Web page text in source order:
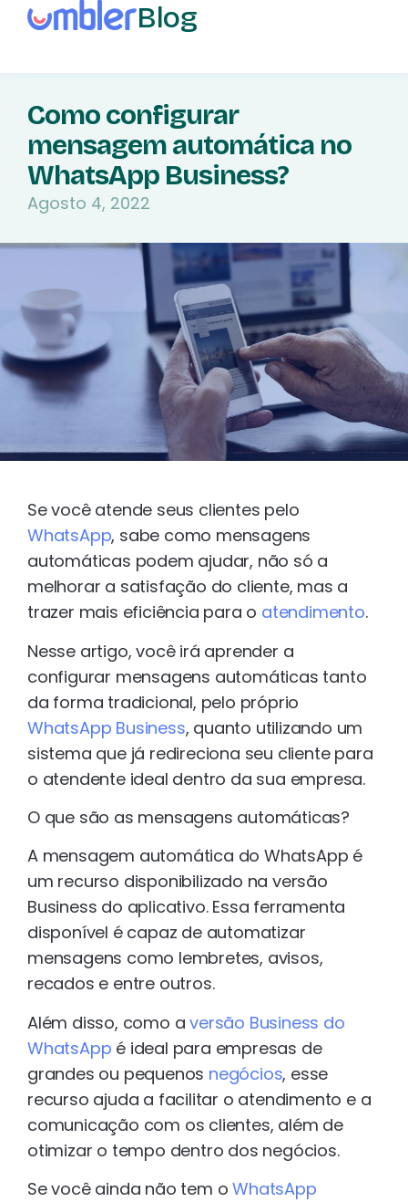
Blog
Como configurar
mensagem automática no
WhatsApp Business?
Agosto 4, 2022
Se você atende seus clientes pelo
WhatsApp, sabe como mensagens
automáticas podem ajudar, não só a
melhorar a satisfação do cliente, mas a
trazer mais eficiência para o atendimento.
Nesse artigo, você irá aprender a
configurar mensagens automáticas tanto
da forma tradicional, pelo próprio
WhatsApp Business, quanto utilizando um
sistema que já redireciona seu cliente para
o atendente ideal dentro da sua empresa.
O que são as mensagens automáticas?
A mensagem automática do WhatsApp é
um recurso disponibilizado na versão
Business do aplicativo. Essa ferramenta
disponível é capaz de automatizar
mensagens como lembretes, avisos,
recados e entre outros.
Além disso, como aversão Business do
WhatsApp é ideal para empresas de
grandes ou pequenos negócios, esse
recurso ajuda a facilitar o atendimento e a
comunicação com os clientes, além de
otimizar o tempo dentro dos negócios.
Se você ainda não tem oWhatsApp